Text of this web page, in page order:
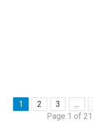
1 2 3 …
Page 1 of 21